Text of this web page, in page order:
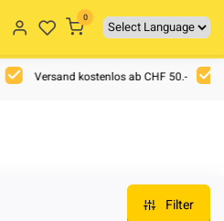
0
Versand kostenlos ab CHF 50.-
Filter